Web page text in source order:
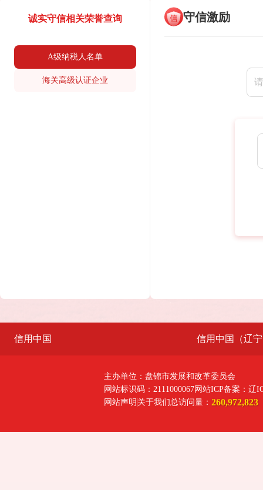
诚实守信相关荣誉查询
A级纳税人名单
海关高级认证企业
守信激励
信用中国 信用中国（辽
主办单位：盘锦市发展和改革委员会
网站标识码：2111000067网站ICP备案：辽
网站声明 关于我们总访问量： 260,972,823